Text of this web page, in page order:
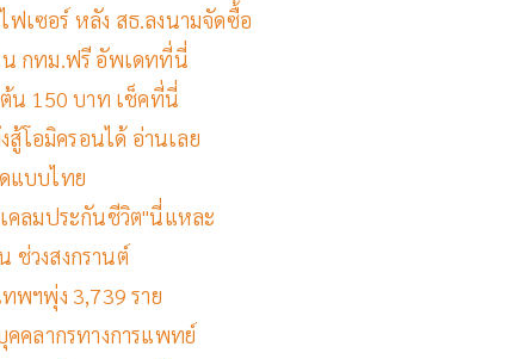
เซอร์ หลัง สธ.ลงนามจัดซื้อ
น กทม.ฟรี อัพเดทที่นี่
ต้น 150 บาท เช็คที่นี่
โอมิครอนได้ อ่านเลย
แบบไทย
คลมประกันชีวิต"นี่แหละ
ช่วงสงกรานต์
พฯพุ่ง 3,739 ราย
คลากรทางการแพทย์